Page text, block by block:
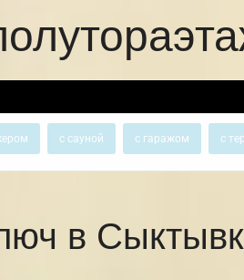
с сауной с гаражом с
в